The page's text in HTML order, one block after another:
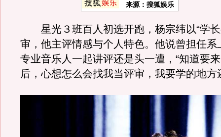
来源：搜狐娱乐
星光３班百人初选开跑，杨宗纬以“学长
审，他主评情感与个人特色。他说曾担任系
专业音乐人一起讲评还是头一遭，“知道要
后，心想怎么会找我当评审，我要学的地方